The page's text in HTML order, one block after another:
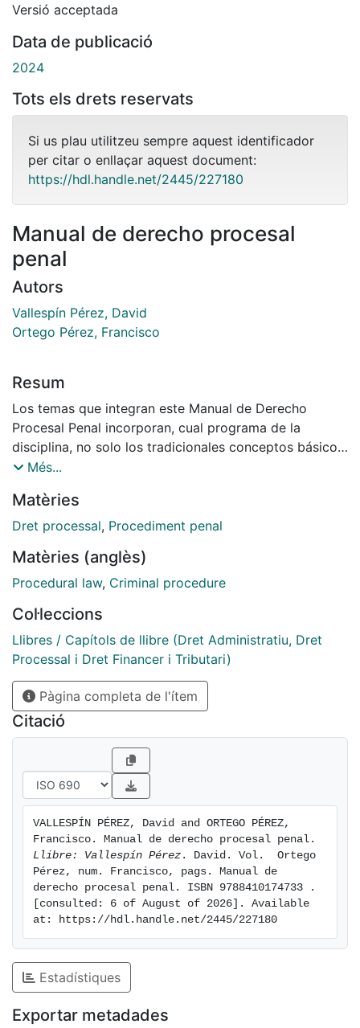
Versió acceptada
Data de publicació
2024
Tots els drets reservats
Si us plau utilitzeu sempre aquest identificador
per citar o enllaçar aquest document:
https://hdl.handle.net/2445/227180
Manual de derecho procesal
penal
Autors
Vallespín Pérez, David
Ortego Pérez, Francisco
Resum
Los temas que integran este Manual de Derecho
Procesal Penal incorporan, cual programa de la
disciplina, no solo los tradicionales conceptos básicos
del enjuiciamiento criminal, sino también las
modalidades procedimentales. Manual no solo dirigido
a los estudiantes de Grado (en particular, de Derecho,
utilidad para quienes cursan un Máster de Acceso a la
Abogacía, preparan oposiciones e, incluso, se
procuradores o abogados. Un Manual, en fin, que lejos
de caer en el error de simular un estudio monográfico
de alta especialización, ha sido redactado con un
lenguaje sencillo y directo, así como cercano para las
nuevas generaciones de alumnos de las Facultades de
Derecho del siglo XXI. De ahí, precisamente, que cada
uno de sus 23 temas se acompañe de un mapa
conceptual gráfico, así como de un práctico test de
autoevaluación.
Més...
Matèries
Dret processal, Procediment penal
Matèries (anglès)
Procedural law, Criminal procedure
Col·leccions
Llibres / Capítols de llibre (Dret Administratiu, Dret
Processal i Dret Financer i Tributari)
Pàgina completa de l'ítem
Citació
VALLESPÍN PÉREZ, David and ORTEGO PÉREZ,
Llibre: Vallespín Pérez . David. Vol.  Ortego
Pérez, num. Francisco, pags. Manual de
derecho procesal penal. ISBN 9788410174733 .
[consulted: 6 of August of 2026]. Available
at: https://hdl.handle.net/2445/227180
Estadístiques
Exportar metadades